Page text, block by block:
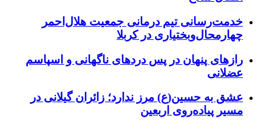
خدمت‌رسانی تیم درمانی جمعیت هلال‌احمر
چهارمحال‌وبختیاری در کربلا
رازهای پنهان در پس دردهای ناگهانی و اسپاسم
عضلانی
عشق به حسین(ع) مرز ندارد؛ زائران گیلانی در
مسیر پیاده‌روی اربعین